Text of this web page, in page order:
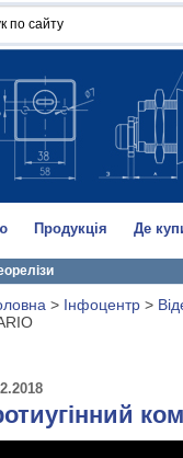
Продукція Де
> Інфоцентр >